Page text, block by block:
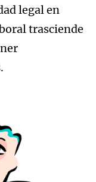
legal en
trasciende